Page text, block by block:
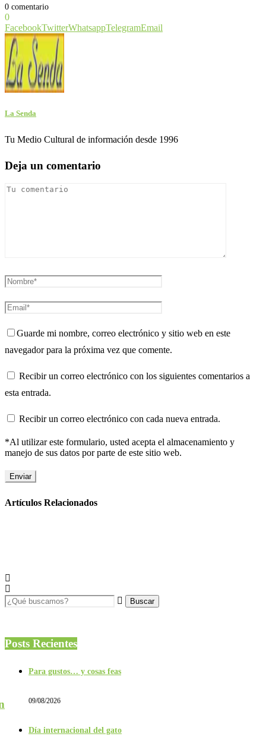
0 comentario
0
FacebookTwitterWhatsappTelegramEmail
La Senda
Tu Medio Cultural de información desde 1996
Deja un comentario
Guarde mi nombre, correo electrónico y sitio web en este
navegador para la próxima vez que comente.
Recibir un correo electrónico con los siguientes comentarios a
esta entrada.
Recibir un correo electrónico con cada nueva entrada.
*Al utilizar este formulario, usted acepta el almacenamiento y
manejo de sus datos por parte de este sitio web.
Artículos Relacionados
Posts Recientes
Para gustos… y cosas feas
09/08/2026
Día internacional del gato